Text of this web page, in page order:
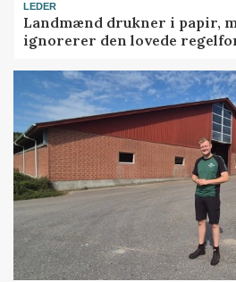
LEDER
Landmænd drukner i papir,
ignorerer den lovede